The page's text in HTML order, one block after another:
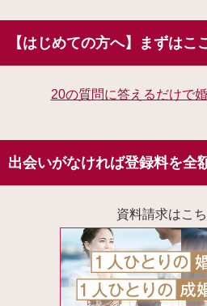
【はじめての方へ】まずはこ
20の質問に答えるだけで
出会いがなければ登録料を全
資料請求はこ